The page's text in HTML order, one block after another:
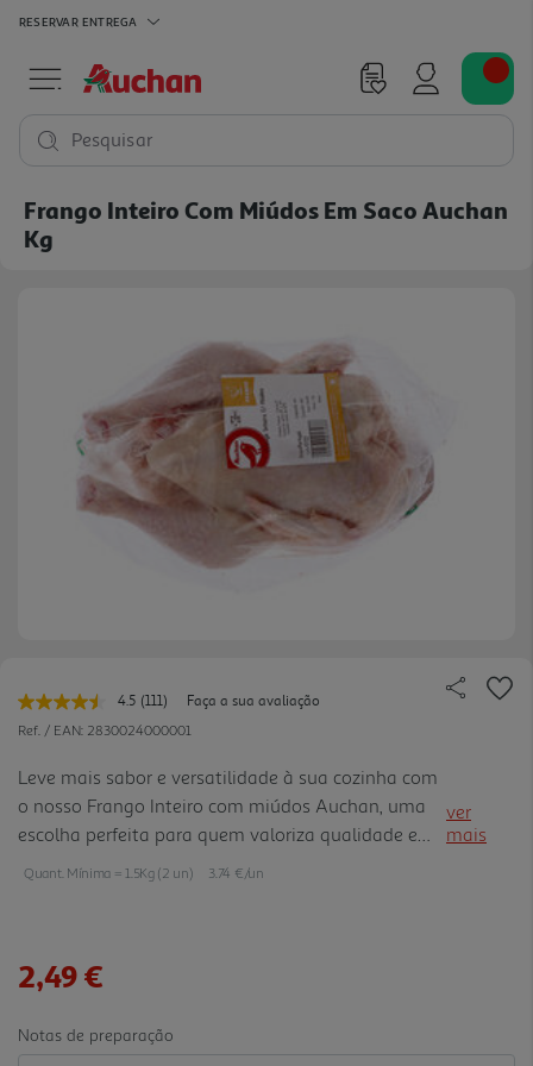
RESERVAR ENTREGA
Pesquisar
Frango Inteiro Com Miúdos Em Saco Auchan
Kg
4.5 Leu
111
para
a
página.
(111)
Faça a sua avaliação
Ref. / EAN: 2830024000001
Leve mais sabor e versatilidade à sua cozinha com
o nosso Frango Inteiro com miúdos Auchan, uma
escolha perfeita para quem valoriza qualidade e
autenticidade nos seus pratos!
ver
mais
Quant. Mínima = 1.5Kg (2 un) 3.74 €/un
2,49 €
Notas de preparação